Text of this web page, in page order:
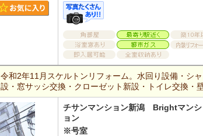
令和2年11月スケルトンリフォーム。水回り設備・シ
設・窓サッシ交換・クローゼット新設・トイレ交換・
チサンマンション新潟 Brightマンシ
ョン
※号室